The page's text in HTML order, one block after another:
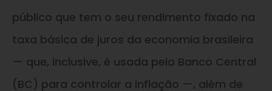
público que tem o seu rendimento fixado na
taxa básica de juros da economia brasileira
— que, inclusive, é usada pelo Banco Central
(BC) para controlar a inflação —, além de